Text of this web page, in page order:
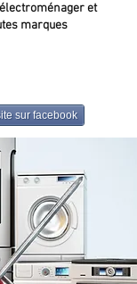
et
marques
sur facebook